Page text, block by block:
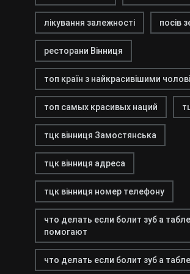
лікування залежності посів
ресторани Вінниця
топ країн з найкрасивішими
топ самых красивых наций
тцк вінниця Замостянська
тцк вінниця адреса
тцк вінниця номер телефону
что делать если болит зуб а
помогают
что делать если болит зуб а